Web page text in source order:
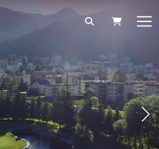
PANIER